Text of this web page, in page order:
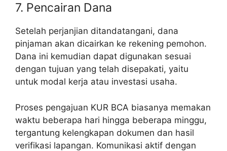
7. Pencairan Dana
Setelah perjanjian ditandatangani, dana
pinjaman akan dicairkan ke rekening pemohon.
Dana ini kemudian dapat digunakan sesuai
dengan tujuan yang telah disepakati, yaitu
untuk modal kerja atau investasi usaha.
Proses pengajuan KUR BCA biasanya memakan
waktu beberapa hari hingga beberapa minggu,
tergantung kelengkapan dokumen dan hasil
verifikasi lapangan. Komunikasi aktif dengan